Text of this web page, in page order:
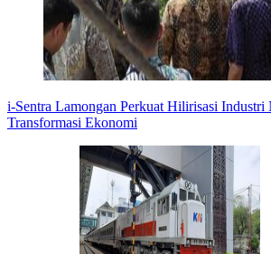
i-Sentra Lamongan Perkuat Hilirisasi Industri
Transformasi Ekonomi